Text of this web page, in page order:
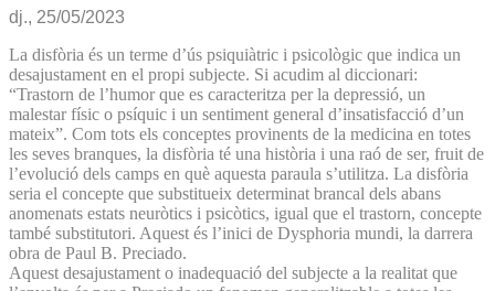
dj., 25/05/2023
La disfòria és un terme d’ús psiquiàtric i psicològic que indica un
desajustament en el propi subjecte. Si acudim al diccionari:
“Trastorn de l’humor que es caracteritza per la depressió, un
malestar físic o psíquic i un sentiment general d’insatisfacció d’un
mateix”. Com tots els conceptes provinents de la medicina en totes
les seves branques, la disfòria té una història i una raó de ser, fruit de
l’evolució dels camps en què aquesta paraula s’utilitza. La disfòria
seria el concepte que substitueix determinat brancal dels abans
anomenats estats neuròtics i psicòtics, igual que el trastorn, concepte
també substitutori. Aquest és l’inici de Dysphoria mundi, la darrera
obra de Paul B. Preciado.
Aquest desajustament o inadequació del subjecte a la realitat que